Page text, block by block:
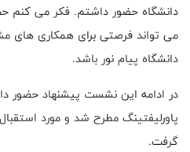
دانشگاه حضور داشتم. فکر می کنم
می تواند فرصتی برای همکاری های
دانشگاه پیام نور باشد.
در ادامه این نشست پیشنهاد حضور
پاورلیفتینگ مطرح شد و مورد
گرفت.